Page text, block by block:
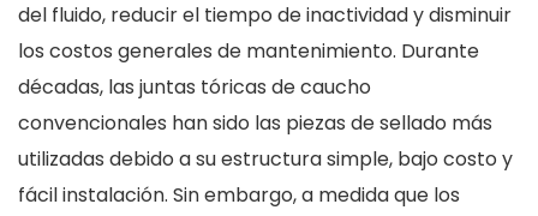
del fluido, reducir el tiempo de inactividad y disminuir
los costos generales de mantenimiento. Durante
décadas, las juntas tóricas de caucho
convencionales han sido las piezas de sellado más
utilizadas debido a su estructura simple, bajo costo y
fácil instalación. Sin embargo, a medida que los